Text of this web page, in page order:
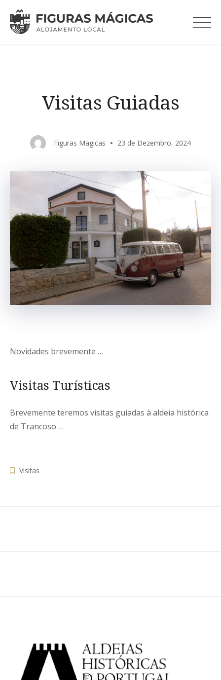
content
Visitas Guiadas
Figuras Magicas 23 de Dezembro, 2024
Novidades brevemente …
Visitas Turísticas
Brevemente teremos visitas guiadas à aldeia histórica
de Trancoso …
Visitas